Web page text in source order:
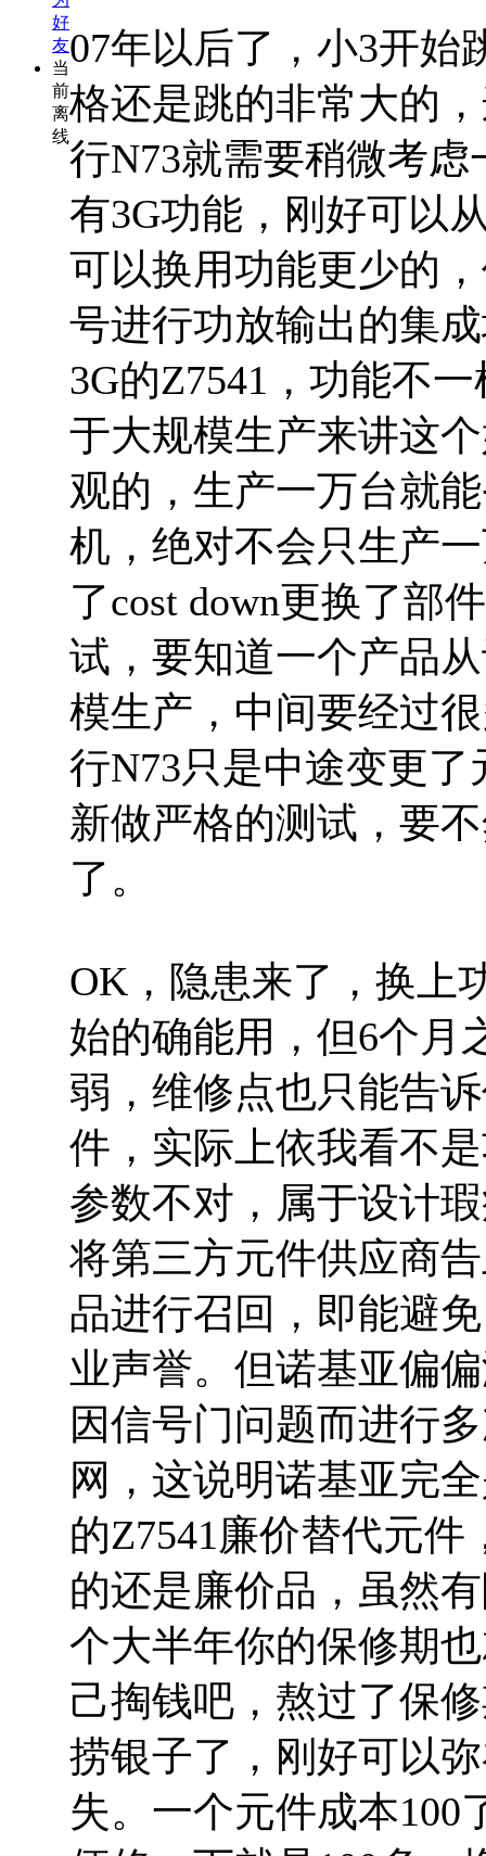
好
友
当
前
离
线
07年以后了，小3开始
格还是跳的非常大的
行N73就需要稍微考
有3G功能，刚好可以
可以换用功能更少的
号进行功放输出的集
3G的Z7541，功能不
于大规模生产来讲这
观的，生产一万台就
机，绝对不会只生产
了cost down更换了部
试，要知道一个产品
模生产，中间要经过
行N73只是中途变更
新做严格的测试，要
了。
OK，隐患来了，换上
始的确能用，但6个月
弱，维修点也只能告
件，实际上依我看不
参数不对，属于设计
将第三方元件供应商
品进行召回，即能避
业声誉。但诺基亚偏
因信号门问题而进行
网，这说明诺基亚完
的Z7541廉价替代元
的还是廉价品，虽然
个大半年你的保修期
己掏钱吧，熬过了保
捞银子了，刚好可以
失。一个元件成本100